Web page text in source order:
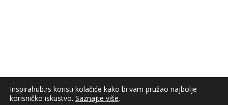
Inspirahub.rs koristi kolačiće kako bi vam pružao najbolje
korisničko iskustvo. Saznajte više.